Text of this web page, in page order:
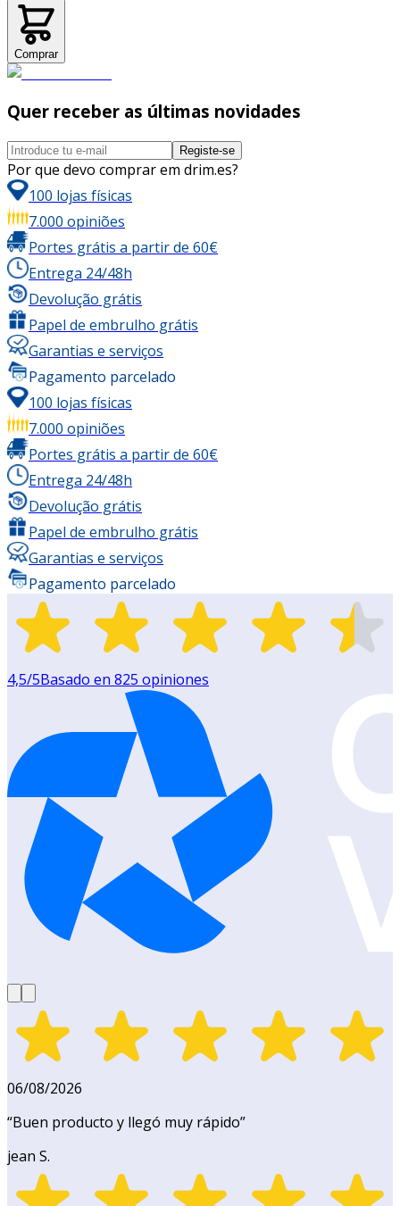
Comprar
Quer receber as últimas novidades
Registe-se
Por que devo comprar em drim.es?
100 lojas físicas
7.000 opiniões
Portes grátis a partir de 60€
Entrega 24/48h
Devolução grátis
Papel de embrulho grátis
Garantias e serviços
Pagamento parcelado
100 lojas físicas
7.000 opiniões
Portes grátis a partir de 60€
Entrega 24/48h
Devolução grátis
Papel de embrulho grátis
Garantias e serviços
Pagamento parcelado
4,5/5Basado en 825 opiniones
06/08/2026
“Buen producto y llegó muy rápido”
jean S.